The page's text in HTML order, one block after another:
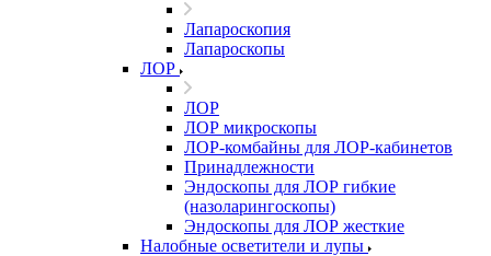
Лапароскопия
Лапароскопы
ЛОР
ЛОР
ЛОР микроскопы
ЛОР-комбайны для ЛОР-кабинетов
Принадлежности
Эндоскопы для ЛОР гибкие
(назоларингоскопы)
Эндоскопы для ЛОР жесткие
Налобные осветители и лупы